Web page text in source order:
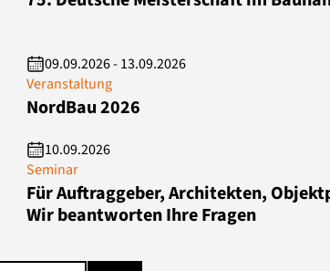
09.09.2026 - 13.09.2026
Veranstaltung
NordBau 2026
10.09.2026
Seminar
Für Auftraggeber, Architekten,
Wir beantworten Ihre Fragen